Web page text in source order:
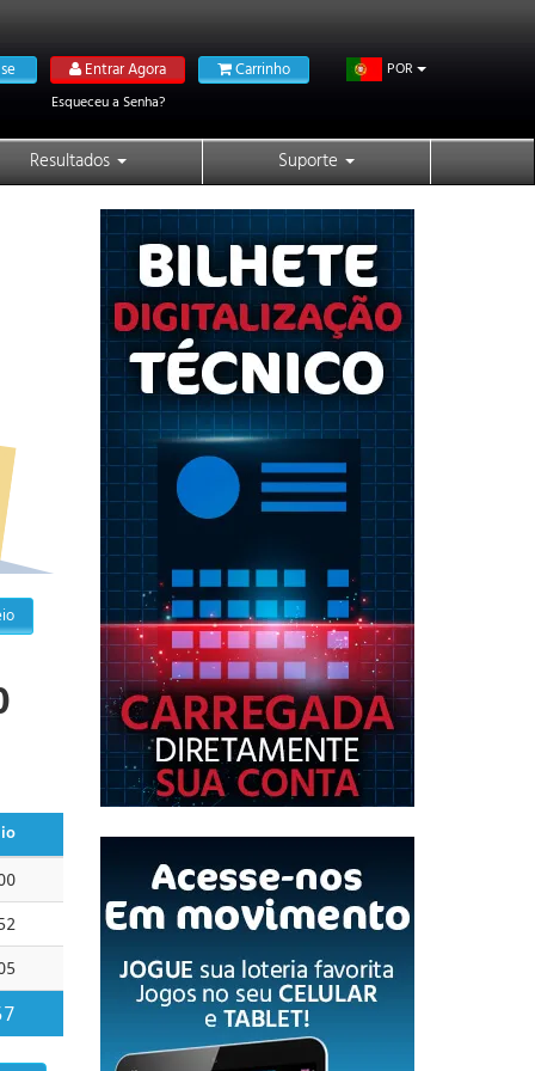
Entrar Agora
Esqueceu a Senha?
Carrinho POR
Resultados Suporte